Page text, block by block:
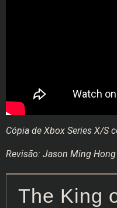
Cópia de Xbox Series X/S
Revisão: Jason Ming Hong
The King